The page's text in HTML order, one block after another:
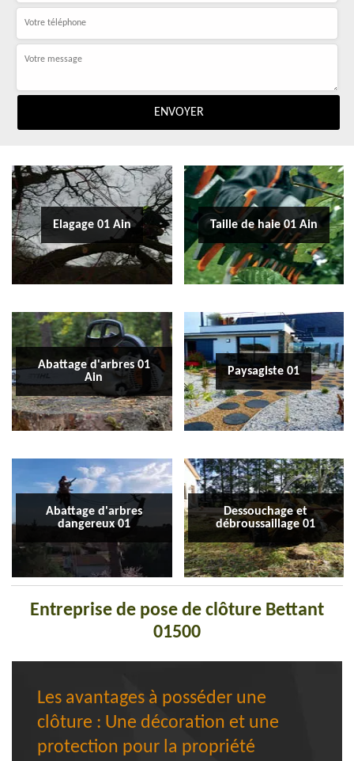
Elagage 01 Ain Taille de haie 01 Ain
Abattage d'arbres 01
Ain
Paysagiste 01
Abattage d'arbres
dangereux 01
Dessouchage et
débroussaillage 01
Entreprise de pose de clôture Bettant
01500
Les avantages à posséder une
clôture : Une décoration et une
protection pour la propriété